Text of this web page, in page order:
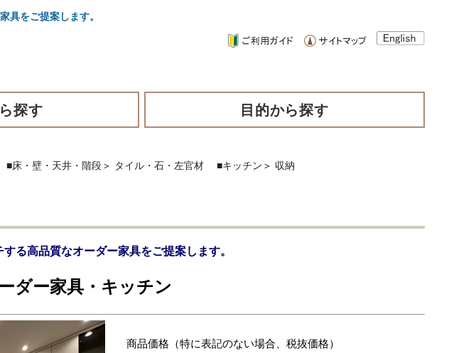
をご提案します。
探す 目的から探す
■床・壁・天井・階段＞ タイル・石・左官材 ■キッチン ＞ 収納
る高品質なオーダー家具をご提案します。
ダー家具・キッチン
商品価格（特に表記のない場合、税抜価格）